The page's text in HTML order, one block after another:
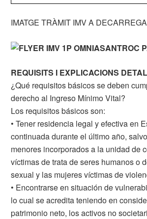
IMATGE TRÀMIT IMV A
REQUISITS I EXPLICACIONS
¿Qué requisitos básicos se deben
derecho al Ingreso Mínimo Vital?
Los requisitos básicos son:
• Tener residencia legal y efectiva en
continuada durante el último año,
menores incorporados a la unidad de
víctimas de trata de seres humanos o
sexual y las mujeres víctimas de
• Encontrarse en situación de
lo cual se acredita teniendo en
patrimonio neto, los activos no